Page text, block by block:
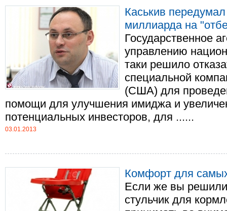
Каськив
миллиарда на
Государственное
управлению
таки решило
специальной
(США) для
помощи для улучшения имиджа и
потенциальных инвесторов, для ......
03.01.2013
Комфорт для
Если же вы решили
стульчик для